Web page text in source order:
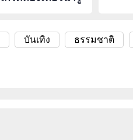
บันเทิง ธรรมชาติ